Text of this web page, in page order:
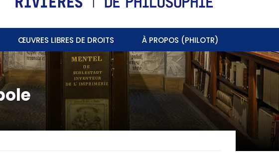
ŒUVRES LIBRES DE DROITS À PROPOS (PHILOTR)